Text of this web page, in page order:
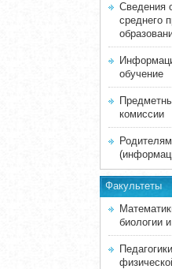
Сведения
среднего
обучение
комиссии
Факультеты
биологии